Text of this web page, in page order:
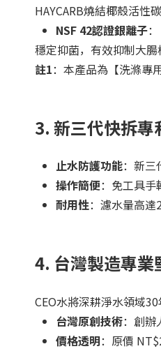
HAYCARB燒結椰殼活性
NSF 42認證銀離子：
穩定抑菌，有效抑制大腸
註1：本產品為【洗滌專
3. 新三代快拆專
止水防護功能：新三
操作簡便：免工具手
耐用性：濾水量高達
4. 台灣製造專業
CEO水將深耕淨水領域30
台灣原創技術：創辦
價格透明：原價